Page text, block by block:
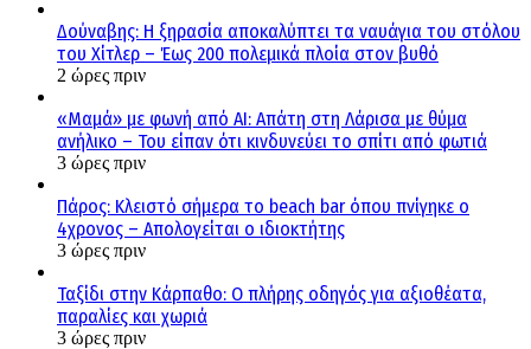
Δούναβης: Η ξηρασία αποκαλύπτει τα ναυάγια του στόλου
του Χίτλερ – Έως 200 πολεμικά πλοία στον βυθό
2 ώρες πριν
«Μαμά» με φωνή από AI: Απάτη στη Λάρισα με θύμα
ανήλικο – Του είπαν ότι κινδυνεύει το σπίτι από φωτιά
3 ώρες πριν
Πάρος: Κλειστό σήμερα το beach bar όπου πνίγηκε ο
4χρονος – Απολογείται ο ιδιοκτήτης
3 ώρες πριν
Ταξίδι στην Κάρπαθο: Ο πλήρης οδηγός για αξιοθέατα,
παραλίες και χωριά
3 ώρες πριν